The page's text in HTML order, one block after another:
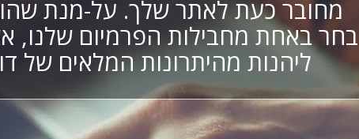
מחובר כעת לאתר שלך. על-מנת
בחר באחת מחבילות הפרמיום שלנו,
ליהנות מהיתרונות המלאים של